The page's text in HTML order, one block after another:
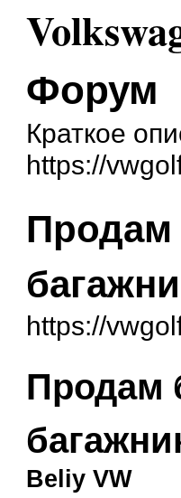
Форум
Краткое
https://
Продам
https://
Продам
Beliy VW